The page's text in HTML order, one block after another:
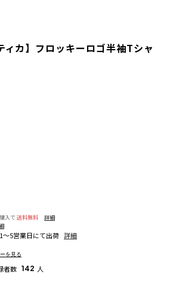
入で 送料無料
詳細
～5営業日にて出荷 詳細
を見る
者数 142 人
ィカ】フロッキーロゴ半袖Tシャ